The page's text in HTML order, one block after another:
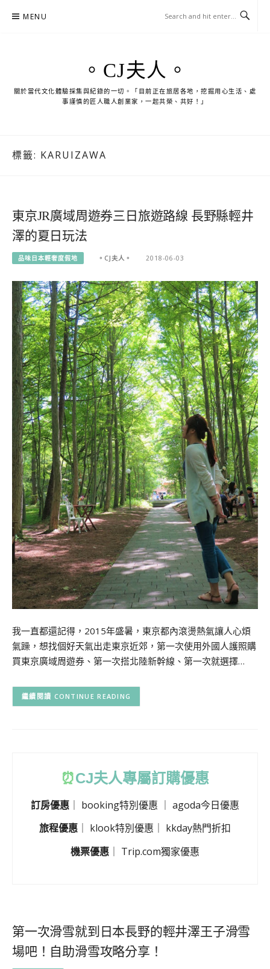
MENU
。CJ夫人。
關於當代文化體驗採集與紀錄的一切。「目前正在旅居各地，挖掘用心生活、處
事謹慎的匠人職人創業家，一起共榮、共好！」
標籤: KARUIZAWA
東京JR廣域周遊券三日旅遊路線 長野縣輕井
澤的夏日玩法
品味日本輕奢度假地 。CJ夫人。 2018-06-03
我一直都還記得，2015年盛暑，東京都內滾燙熱氣讓人心煩
氣躁，想找個好天氣出走東京近郊，第一次使用外國人護照購
買東京廣域周遊券、第一次搭北陸新幹線、第一次就選擇…
CONTINUE READING
⏰CJ夫人專屬訂購優惠
訂房優惠 ｜ booking特別優惠 ｜ agoda今日優惠
旅程優惠
klook特別優惠
kkday熱門折扣
機票優惠
Trip.com獨家優惠
第一次滑雪就到日本長野的輕井澤王子滑雪
場吧！自助滑雪攻略分享！